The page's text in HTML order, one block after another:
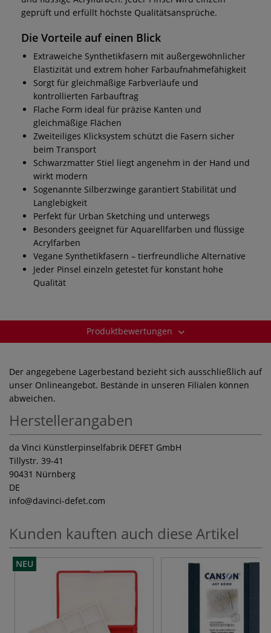
geprüft und erfüllt höchste Qualitätsansprüche.
Die Vorteile auf einen Blick
Extraweiche Synthetikfasern mit außergewöhnlicher
Elastizität und extrem hoher Farbaufnahmefähigkeit
Sorgt für gleichmäßige Farbverläufe und
kontrollierten Farbauftrag
Flache Form ideal für präzise Kanten und
gleichmäßige Flächen
Zweiteiliges Klicksystem schützt die Fasern sicher
beim Transport
Schwarzmatter Stiel liegt angenehm in der Hand und
wirkt modern
Sogenannte Silberzwinge garantiert Stabilität und
Langlebigkeit
Perfekt für Urban Sketching und unterwegs
Besonders geeignet für Aquarellfarben und flüssige
Acrylfarben
Vegane Synthetikfasern – tierfreundliche Alternative
Jeder Pinsel einzeln getestet für konstant hohe
Qualität
Produktbewertungen
Der angegebene Lagerbestand bezieht sich ausschließlich auf
unser Onlineangebot. Bestände in unseren Filialen können
abweichen.
Herstellerangaben
da Vinci Künstlerpinselfabrik DEFET GmbH
Tillystr. 39-41
90431 Nürnberg
DE
info@davinci-defet.com
Kunden kauften auch diese Artikel
NEU